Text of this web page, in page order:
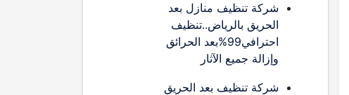
شركة تنظيف منازل بعد
الحريق بالرياض..تنظيف
احترافي99%بعد الحرائق
وإزالة جميع الآثار
شركة تنظيف بعد الحريق